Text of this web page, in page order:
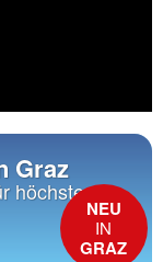
Graz
höchste
NEU
IN
GRAZ